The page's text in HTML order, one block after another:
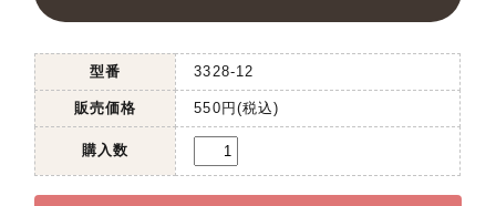
型番 3328-12
販売価格 550円(税込)
購入数